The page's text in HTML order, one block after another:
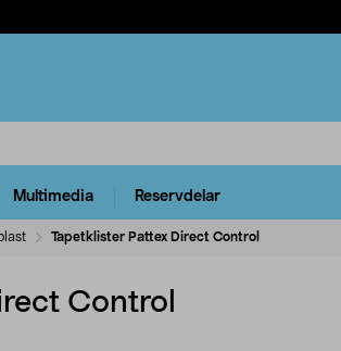
Multimedia Reservdelar
Tapetklister Pattex Direct Control
Control